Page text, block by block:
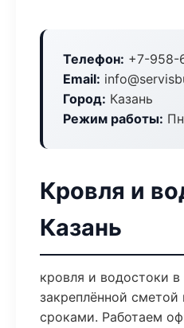
Телефон: +7-958-
Email:
Город: Казань
Режим работы:
Кровля и
Казань
кровля и водостоки в
закреплённой
сроками. Работаем